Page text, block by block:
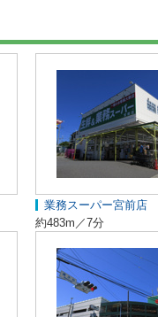
業務スーパー宮前店
約483m／7分